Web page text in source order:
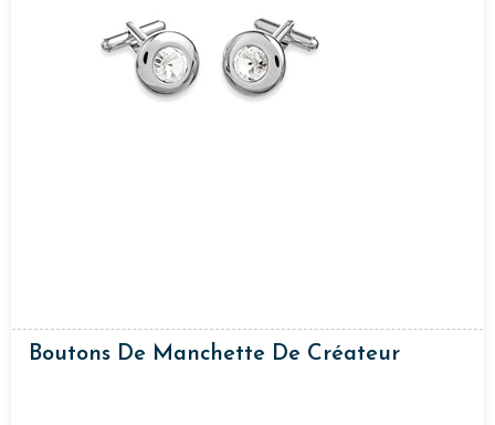
Boutons De Manchette De Créateur